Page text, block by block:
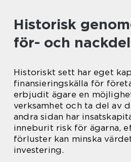
Historisk
för- och
Historiskt sett har eget
finansieringskälla för
erbjudit ägare en
verksamhet och ta del av
andra sidan har
inneburit risk för ägarna,
förluster kan minska
investering.